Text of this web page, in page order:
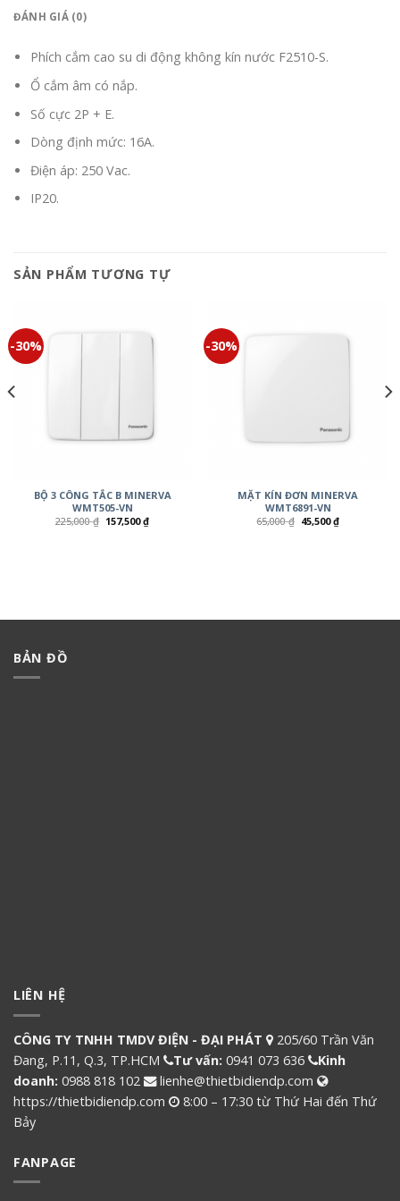
ĐÁNH GIÁ (0)
Phích cắm cao su di động không kín nước F2510-S.
Ổ cắm âm có nắp.
Số cực 2P + E.
Dòng định mức: 16A.
Điện áp: 250 Vac.
IP20.
SẢN PHẨM TƯƠNG TỰ
-30%
BỘ 3 CÔNG TẮC B MINERVA
WMT505-VN
225,000₫ 157,500₫
-30%
MẶT KÍN ĐƠN MINERVA
WMT6891-VN
65,000₫ 45,500₫
BẢN ĐỒ
LIÊN HỆ
CÔNG TY TNHH TMDV ĐIỆN - ĐẠI PHÁT
205/60 Trần Văn
Đang, P.11, Q.3, TP.HCM
Tư vấn: 0941 073 636
Kinh
doanh: 0988 818 102
lienhe@thietbidiendp.com
https://thietbidiendp.com
8:00 – 17:30 từ Thứ Hai đến Thứ
Bảy
FANPAGE